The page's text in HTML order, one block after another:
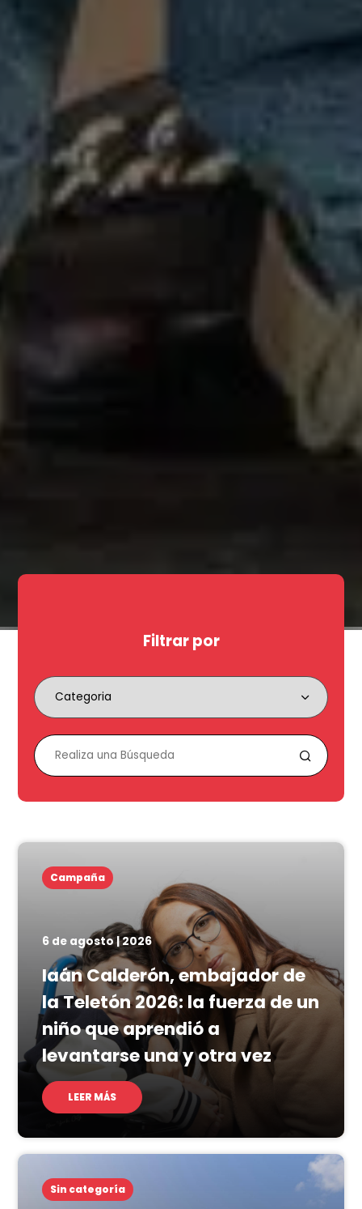
Filtrar por
Campaña
6 de agosto | 2026
Iaán Calderón, embajador de
la Teletón 2026: la fuerza de un
niño que aprendió a
levantarse una y otra vez
LEER MÁS
Sin categoría